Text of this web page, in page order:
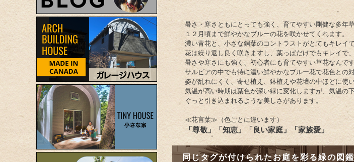
暑さ・寒さともにとっても強く、育てやすい剛健な多年草
１２月頃まで鮮やかなブルーの花を咲かせてくれます。
濃い青花と、小さな銅葉のコントラストがとてもキレイ
花は繰り返し良く咲きますし、葉っぱだけでもキレイで
暑さや寒さにも強く、初心者にも育てやすい草花なんです
サルビアの中でも特に濃い鮮やかなブルー花で花色との
姿が乱れにくく、寄せ植え、鉢植えや花壇の中ほどに使
気温が高い時期は葉色が深い緑に変化しますが、気温の
ぐっと引き込まれるような美しさがあります。
≪花言葉≫（色ごとに違います）
「尊敬」「知恵」「良い家庭」「家族愛」
同じタグが付けられたお庭を彩る緑の図